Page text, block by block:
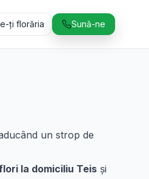
ți florăria Sună-ne
un strop de
la domiciliu Teis și